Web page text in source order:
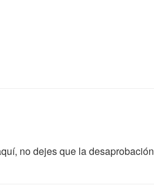
no dejes que la desaprobación